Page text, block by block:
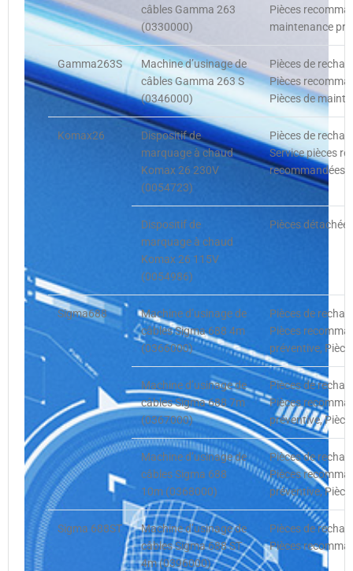
câbles Gamma 263
(0330000)
Pièces
maintenance
Gamma263S
Machine d’usinage de
câbles Gamma 263 S
(0346000)
Pièces de
Pièces
Pièces de
Komax26
Dispositif de
marquage à chaud
Komax 26 230V
(0054723)
Pièces de
Service pièces
recommandées
Dispositif de
marquage à chaud
Komax 26 115V
(0054986)
Pièces
Sigma688
Machine d’usinage de
câbles Sigma 688 4m
(0366000)
Pièces de
Pièces
préventive,
Machine d’usinage de
câbles Sigma 688 7m
(0367000)
Pièces de
Pièces
préventive,
Machine d’usinage de
câbles Sigma 688
10m (0368000)
Pièces de
Pièces
préventive,
Sigma 688ST
Machine d’usinage de
câbles Sigma 688 ST
4m (0396000)
Pièces de
Pièces